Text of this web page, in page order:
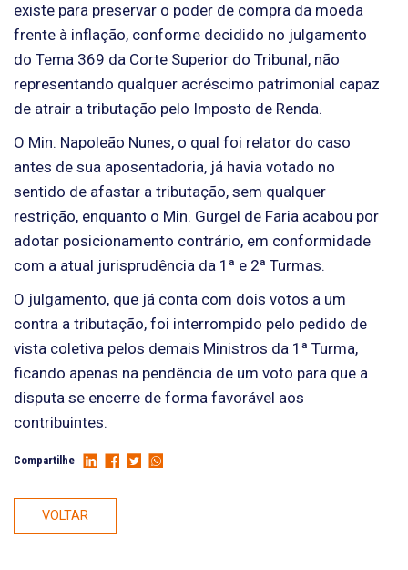
existe para preservar o poder de compra da moeda
frente à inflação, conforme decidido no julgamento
do Tema 369 da Corte Superior do Tribunal, não
representando qualquer acréscimo patrimonial capaz
de atrair a tributação pelo Imposto de Renda.
O Min. Napoleão Nunes, o qual foi relator do caso
antes de sua aposentadoria, já havia votado no
sentido de afastar a tributação, sem qualquer
restrição, enquanto o Min. Gurgel de Faria acabou por
adotar posicionamento contrário, em conformidade
com a atual jurisprudência da 1ª e 2ª Turmas.
O julgamento, que já conta com dois votos a um
contra a tributação, foi interrompido pelo pedido de
vista coletiva pelos demais Ministros da 1ª Turma,
ficando apenas na pendência de um voto para que a
disputa se encerre de forma favorável aos
contribuintes.
Compartilhe
VOLTAR